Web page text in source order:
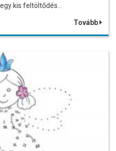
kis feltöltődés…
Tovább